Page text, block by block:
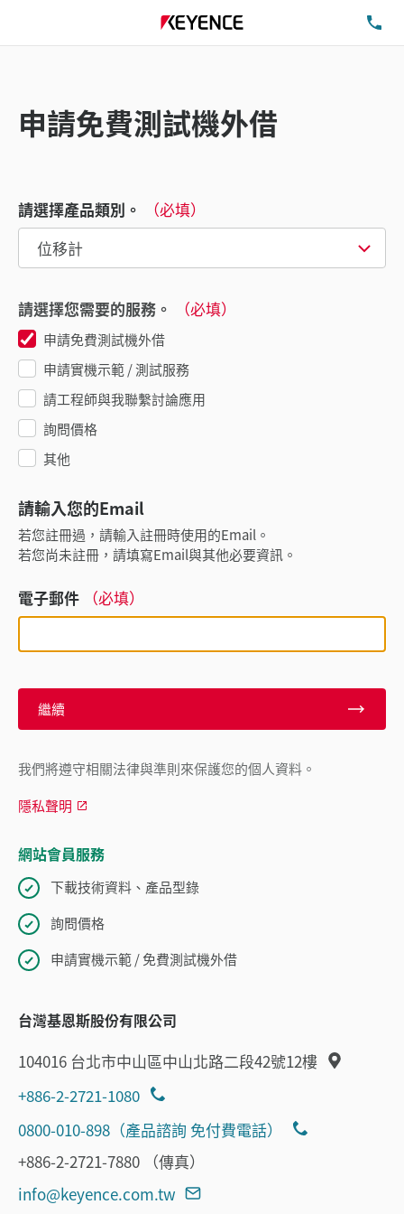
申請免費測試機外借
請選擇產品類別。 （必填）
請選擇您需要的服務。 （必填）
申請免費測試機外借
申請實機示範 / 測試服務
請工程師與我聯繫討論應用
詢問價格
其他
請輸入您的Email
若您註冊過，請輸入註冊時使用的Email。
若您尚未註冊，請填寫Email與其他必要資訊。
電子郵件 （必填）
繼續
我們將遵守相關法律與準則來保護您的個人資料。
隱私聲明
網站會員服務
下載技術資料、產品型錄
詢問價格
申請實機示範 / 免費測試機外借
台灣基恩斯股份有限公司
104016 台北市中山區中山北路二段42號12樓
+886-2-2721-1080
0800-010-898（產品諮詢 免付費電話）
+886-2-2721-7880 （傳真）
info@keyence.com.tw